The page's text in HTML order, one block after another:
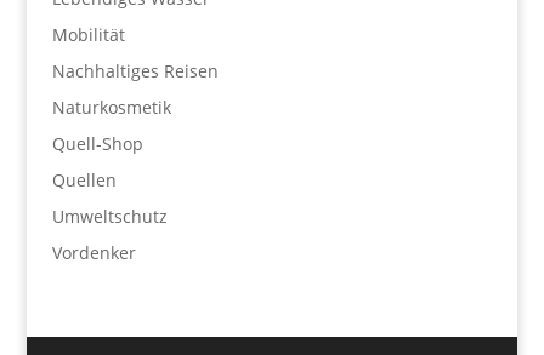
Mobilität
Nachhaltiges Reisen
Naturkosmetik
Quell-Shop
Quellen
Umweltschutz
Vordenker